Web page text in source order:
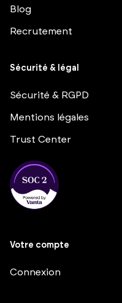
Blog
Recrutement
Sécurité & légal
Sécurité & RGPD
Mentions légales
Trust Center
Votre compte
Connexion